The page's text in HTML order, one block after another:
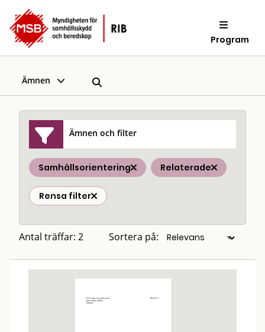
Program
Ämnen
Ämnen och filter
Samhällsorientering Relaterade
Rensa filter
Antal träffar: 2 Sortera på: